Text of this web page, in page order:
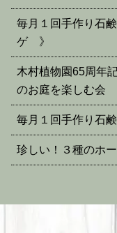
毎月１回手作り石
ゲ 》
木村植物園65周年
のお庭を楽しむ会
毎月１回手作り石
珍しい！３種のホ